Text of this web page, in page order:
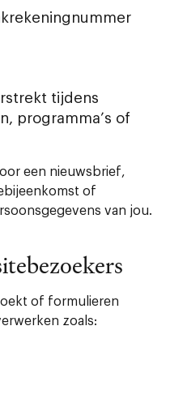
tijdens
programma’s of
een nieuwsbrief,
of
van jou.
of formulieren
zoals: